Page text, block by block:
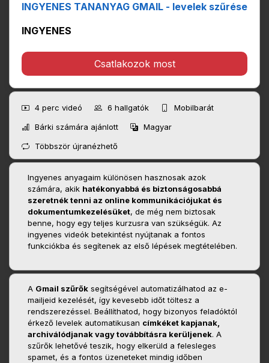
INGYENES TANANYAG GMAIL - levelek szűrése
INGYENES
Csatlakozok most
4 perc videó 6 hallgatók
Mobilbarát
Bárki számára ajánlott
Magyar
Többször újranézhető
Ingyenes anyagaim különösen hasznosak azok
számára, akik hatékonyabbá és biztonságosabbá
szeretnék tenni az online kommunikációjukat és
dokumentumkezelésüket, de még nem biztosak
benne, hogy egy teljes kurzusra van szükségük. Az
ingyenes videók betekintést nyújtanak a fontos
funkciókba és segítenek az első lépések megtételében.
A Gmail szűrők segítségével automatizálhatod az e-
mailjeid kezelését, így kevesebb időt töltesz a
rendszerezéssel. Beállíthatod, hogy bizonyos feladóktól
érkező levelek automatikusan címkéket kapjanak,
archiválódjanak vagy továbbításra kerüljenek. A
szűrők lehetővé teszik, hogy elkerüld a felesleges
spamet, és a fontos üzeneteket mindig időben